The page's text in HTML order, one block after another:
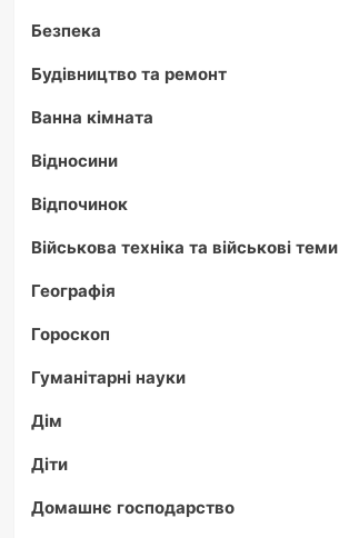
Безпека
Будівництво та ремонт
Ванна кімната
Відносини
Відпочинок
Військова техніка та військові теми
Географія
Гороскоп
Гуманітарні науки
Дім
Діти
Домашнє господарство